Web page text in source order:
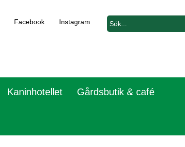
Facebook Instagram
Kaninhotellet Gårdsbutik & café